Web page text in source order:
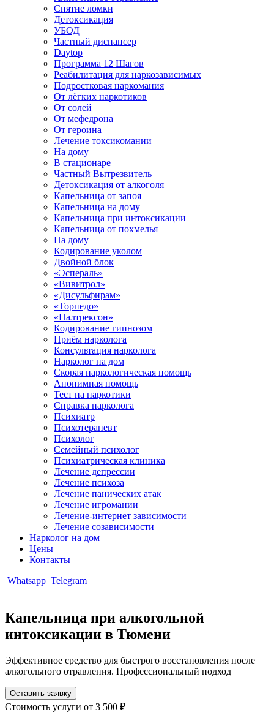
Снятие ломки
Детоксикация
УБОД
Частный диспансер
Daytop
Программа 12 Шагов
Реабилитация для наркозависимых
Подростковая наркомания
От лёгких наркотиков
От солей
От мефедрона
От героина
Лечение токсикомании
На дому
В стационаре
Частный Вытрезвитель
Детоксикация от алкоголя
Капельница от запоя
Капельница на дому
Капельница при интоксикации
Капельница от похмелья
На дому
Кодирование уколом
Двойной блок
«Эспераль»
«Вивитрол»
«Дисульфирам»
«Торпедо»
«Налтрексон»
Кодирование гипнозом
Приём нарколога
Консультация нарколога
Нарколог на дом
Скорая наркологическая помощь
Анонимная помощь
Тест на наркотики
Справка нарколога
Психиатр
Психотерапевт
Психолог
Семейный психолог
Психиатрическая клиника
Лечение депрессии
Лечение психоза
Лечение панических атак
Лечение игромании
Лечение-интернет зависимости
Лечение созависимости
Нарколог на дом
Цены
Контакты
Whatsapp Telegram
Капельница при алкогольной
интоксикации в Тюмени
Эффективное средство для быстрого восстановления после
алкогольного отравления. Профессиональный подход
Оставить заявку
Стоимость услуги от 3 500 ₽